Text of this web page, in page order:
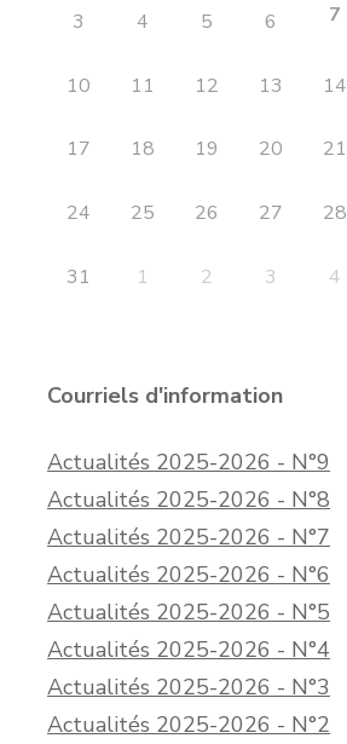
3 4 5 6 7
10 11 12 13 14
17 18 19 20 21
24 25 26 27 28
31 1 2 3 4
Courriels d'information
Actualités 2025-2026 - N°9
Actualités 2025-2026 - N°8
Actualités 2025-2026 - N°7
Actualités 2025-2026 - N°6
Actualités 2025-2026 - N°5
Actualités 2025-2026 - N°4
Actualités 2025-2026 - N°3
Actualités 2025-2026 - N°2